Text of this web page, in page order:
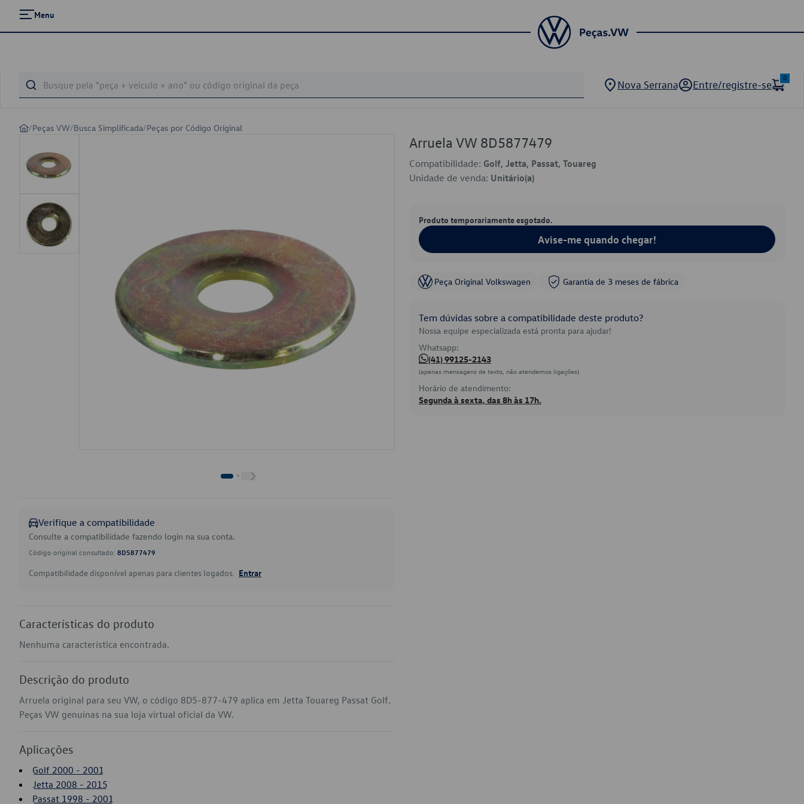
Menu
Nova Serrana Entre/registre-se
0
/Peças VW/Busca Simplificada/Peças por Código Original
Verifique a compatibilidade
Consulte a compatibilidade fazendo login na sua conta.
Código original consultado: 8D5877479
Compatibilidade disponível apenas para clientes logados. Entrar
Características do produto
Nenhuma característica encontrada.
Descrição do produto
Arruela original para seu VW, o código 8D5-877-479 aplica em Jetta Touareg Passat Golf.
Peças VW genuínas na sua loja virtual oficial da VW.
Aplicações
Golf 2000 - 2001
Jetta 2008 - 2015
Passat 1998 - 2001
Arruela VW 8D5877479
Compatibilidade: Golf, Jetta, Passat, Touareg
Unidade de venda: Unitário(a)
Produto temporariamente esgotado.
Avise-me quando chegar!
Peça Original Volkswagen Garantia de 3 meses de fábrica
Tem dúvidas sobre a compatibilidade deste produto?
Nossa equipe especializada está pronta para ajudar!
Whatsapp:
(41) 99125-2143
(apenas mensagens de texto, não atendemos ligações)
Horário de atendimento:
Segunda à sexta, das 8h às 17h.